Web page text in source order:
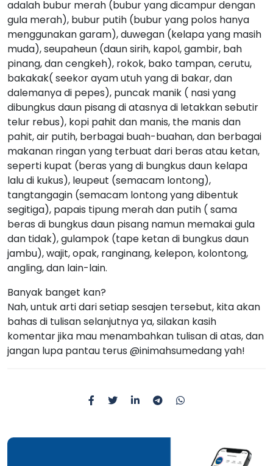
adalah bubur merah (bubur yang dicampur dengan
gula merah), bubur putih (bubur yang polos hanya
menggunakan garam), duwegan (kelapa yang masih
muda), seupaheun (daun sirih, kapol, gambir, bah
pinang, dan cengkeh), rokok, bako tampan, cerutu,
bakakak( seekor ayam utuh yang di bakar, dan
dalemanya di pepes), puncak manik ( nasi yang
dibungkus daun pisang di atasnya di letakkan sebutir
telur rebus), kopi pahit dan manis, the manis dan
pahit, air putih, berbagai buah-buahan, dan berbagai
makanan ringan yang terbuat dari beras atau ketan,
seperti kupat (beras yang di bungkus daun kelapa
lalu di kukus), leupeut (semacam lontong),
tangtangagin (semacam lontong yang dibentuk
segitiga), papais tipung merah dan putih ( sama
beras di bungkus daun pisang namun memakai gula
dan tidak), gulampok (tape ketan di bungkus daun
jambu), wajit, opak, ranginang, kelepon, kolontong,
angling, dan lain-lain.
Banyak banget kan?
Nah, untuk arti dari setiap sesajen tersebut, kita akan
bahas di tulisan selanjutnya ya, silakan kasih
komentar jika mau menambahkan tulisan di atas, dan
jangan lupa pantau terus @inimahsumedang yah!